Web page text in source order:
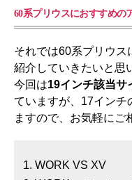
60系プリウスにおすすめの
それでは60系プリウス
紹介していきたいと思
今回は19インチ該当サ
ていますが、17インチ
ますので、お気軽にご
WORK VS XV